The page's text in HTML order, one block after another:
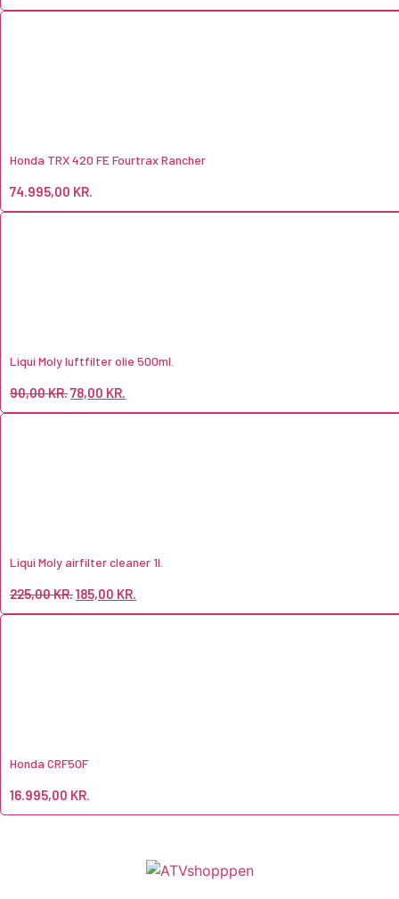
Honda TRX 420 FE Fourtrax Rancher
74.995,00 KR.
Liqui Moly luftfilter olie 500ml.
90,00KR.78,00 KR.
Liqui Moly airfilter cleaner 1l.
225,00KR.185,00 KR.
Honda CRF50F
16.995,00 KR.